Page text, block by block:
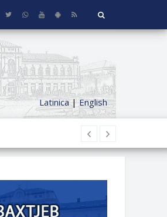
Latinica|English
НА
ЗА